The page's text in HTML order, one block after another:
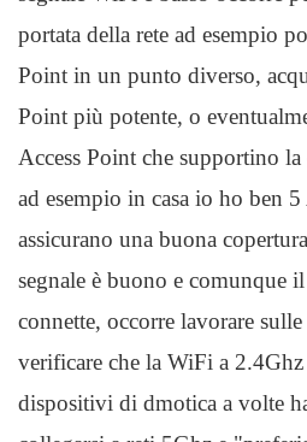
portata della rete ad esempio
Point in un punto diverso,
Point più potente, o
Access Point che supportino
ad esempio in casa io ho ben
assicurano una buona
segnale è buono e comunque
connette, occorre lavorare
verificare che la WiFi a
dispositivi di dmotica a volte